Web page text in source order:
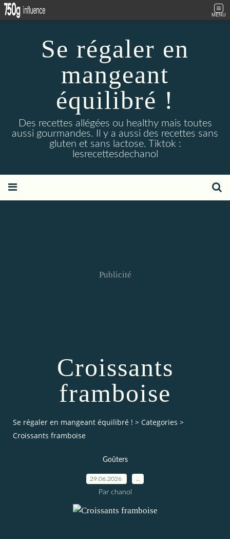
MENU
Se régaler en
mangeant
équilibré !
Des recettes allégées ou healthy mais toutes
aussi gourmandes. Il y a aussi des recettes sans
gluten et sans lactose. Tiktok :
lesrecettesdechanol
Publicité
Croissants
framboise
Se régaler en mangeant équilibré ! > Categories >
Croissants framboise
Goûters
29.06.2026
Par chanol